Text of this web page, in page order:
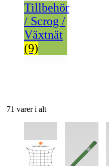
Tillbehör
/ Scrog /
Växtnät
(9)
71 varer i altSortera
produkten
har
flera
produkten
flera